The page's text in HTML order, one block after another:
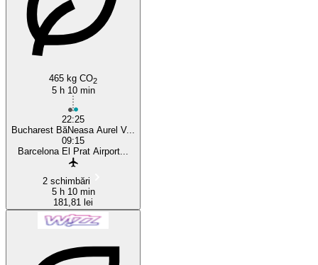
Barcelona
465 kg CO2
5 h 10 min
22:25
Bucharest BăNeasa Aurel V...
09:15
Barcelona El Prat Airport...
2 schimbări
5 h 10 min
181,81 lei